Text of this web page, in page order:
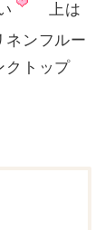
上は
ネンフルー
クトップ